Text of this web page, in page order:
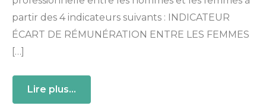
partir des 4 indicateurs suivants : INDICATEUR
ÉCART DE RÉMUNÉRATION ENTRE LES FEMMES
[…]
Lire plus...